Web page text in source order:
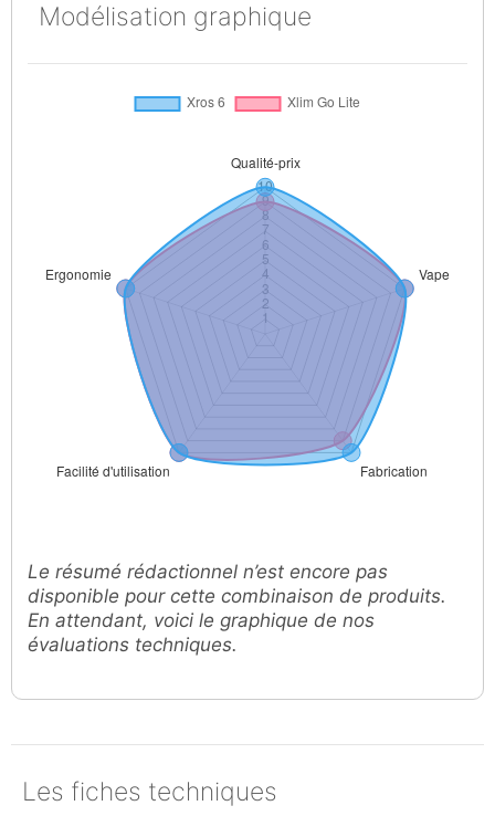
Modélisation graphique
Le résumé rédactionnel n’est encore pas
disponible pour cette combinaison de produits.
En attendant, voici le graphique de nos
évaluations techniques.
Les fiches techniques